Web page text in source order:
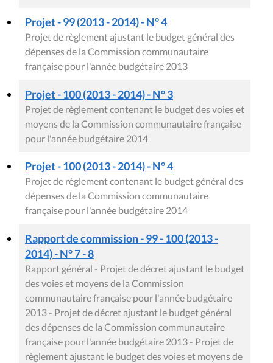
Projet - 99 (2013 - 2014) - N° 4
Projet de règlement ajustant le budget général des
dépenses de la Commission communautaire
française pour l'année budgétaire 2013
Projet - 100 (2013 - 2014) - N° 3
Projet de règlement contenant le budget des voies et
moyens de la Commission communautaire française
pour l'année budgétaire 2014
Projet - 100 (2013 - 2014) - N° 4
Projet de règlement contenant le budget général des
dépenses de la Commission communautaire
française pour l'année budgétaire 2014
Rapport de commission - 99 - 100 (2013 -
2014) - N° 7 - 8
Rapport général - Projet de décret ajustant le budget
des voies et moyens de la Commission
communautaire française pour l'année budgétaire
2013 - Projet de décret ajustant le budget général
des dépenses de la Commission communautaire
française pour l'année budgétaire 2013 - Projet de
règlement ajustant le budget des voies et moyens de